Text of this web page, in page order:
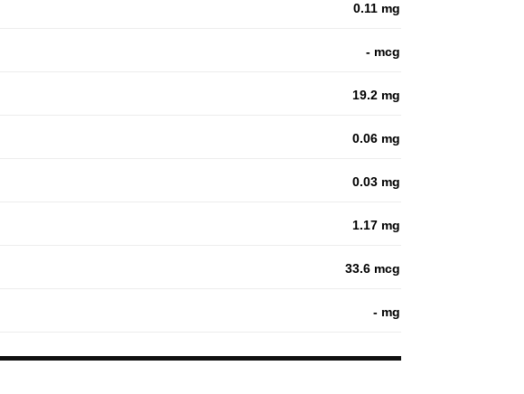
0.11 mg
- mcg
19.2 mg
0.06 mg
0.03 mg
1.17 mg
33.6 mcg
- mg